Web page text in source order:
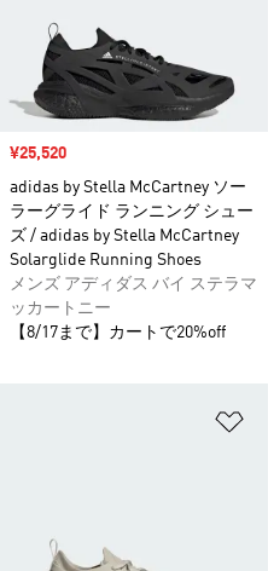
セール価格
¥25,520
adidas by Stella McCartney ソー
ラーグライド ランニング シュー
ズ / adidas by Stella McCartney
Solarglide Running Shoes
メンズ アディダス バイ ステラマ
ッカートニー
【8/17まで】カートで20%off